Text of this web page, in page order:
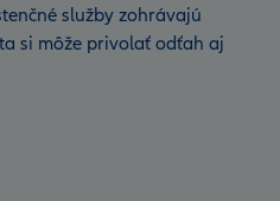
služby zohrávajú
si môže privolať odťah aj